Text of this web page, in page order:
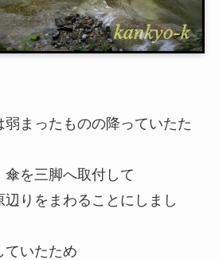
まったものの降っていたた
を三脚へ取付して
りをまわることにしまし
ていたため